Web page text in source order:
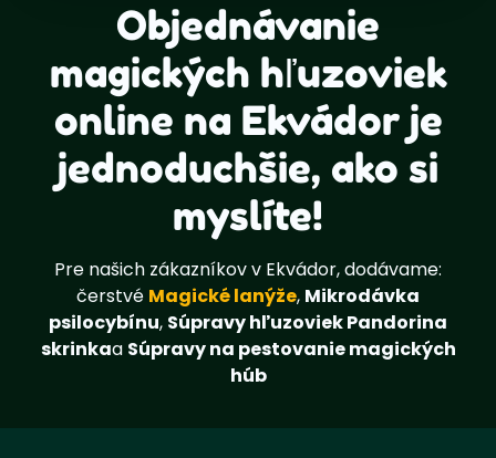
Objednávanie
magických hľuzoviek
online na Ekvádor je
jednoduchšie, ako si
myslíte!
Pre našich zákazníkov v Ekvádor, dodávame:
čerstvé Magické lanýže, Mikrodávka
psilocybínu, Súpravy hľuzoviek Pandorina
skrinkaa Súpravy na pestovanie magických
húb